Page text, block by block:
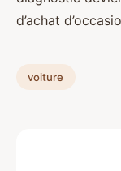
d’achat
voiture